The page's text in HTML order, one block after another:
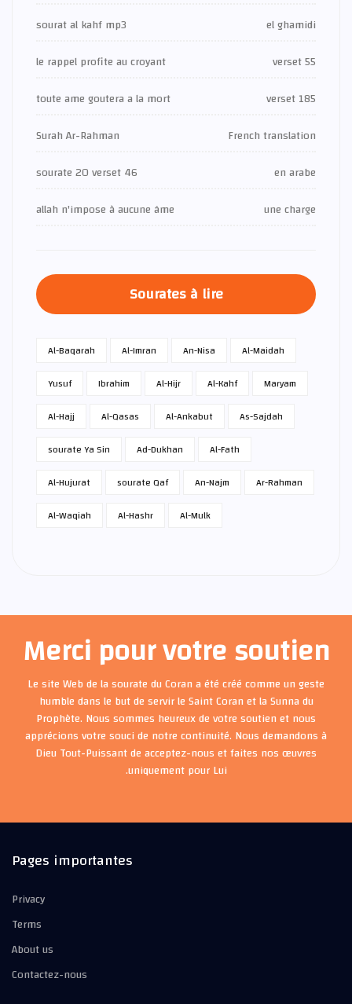
sourat al kahf mp3
el ghamidi
le rappel profite au croyant
verset 55
toute ame goutera a la mort
verset 185
Surah Ar-Rahman
French translation
sourate 20 verset 46
en arabe
allah n'impose à aucune âme
une charge
Sourates à lire
Al-Baqarah Al-Imran An-Nisa
Al-Maidah
Yusuf
Ibrahim Al-Hijr Al-Kahf
Maryam
Al-Hajj
Al-Qasas Al-Ankabut
As-Sajdah
sourate Ya Sin
Ad-Dukhan
Al-Fath
Al-Hujurat
sourate Qaf An-Najm
Ar-Rahman
Al-Waqiah
Al-Hashr Al-Mulk
Merci pour votre soutien
Le site Web de la sourate du Coran a été créé comme un geste
humble dans le but de servir le Saint Coran et la Sunna du
Prophète. Nous sommes heureux de votre soutien et nous
apprécions votre souci de notre continuité. Nous demandons à
Dieu Tout-Puissant de acceptez-nous et faites nos œuvres
uniquement pour Lui.
Pages importantes
Privacy
Terms
About us
Contactez-nous